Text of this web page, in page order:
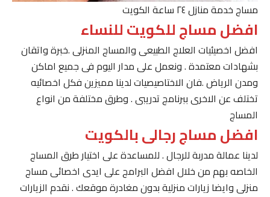
مساج خدمة منازل ٢٤ ساعة الكويت
افضل مساج للكويت للنساء
افضل اخصيئيات العلاج الطبيعى والمساج المنزلى .خبرة واتقان
بشهادات معتمدة . ونعمل على مدار اليوم فى جميع اماكن
ومدن الرياض .فان الاختاصيصيات لدينا مميزين فكل اخصائيه
تختلف عن الاخرى ببرنامج تدريبى . وطرق مختلفة من انواع
المساج
افضل مساج رجالى بالكويت
لدينا عمالة مدربة للرجال . للمساعدة على اختيار طرق المساج
الخاصه بهم من خلال افضل البرامج على ايدى اخصائى مساج
منزلى وايضا زيارات منزلية بدون مغادرة موقعك . نقدم الزيارات